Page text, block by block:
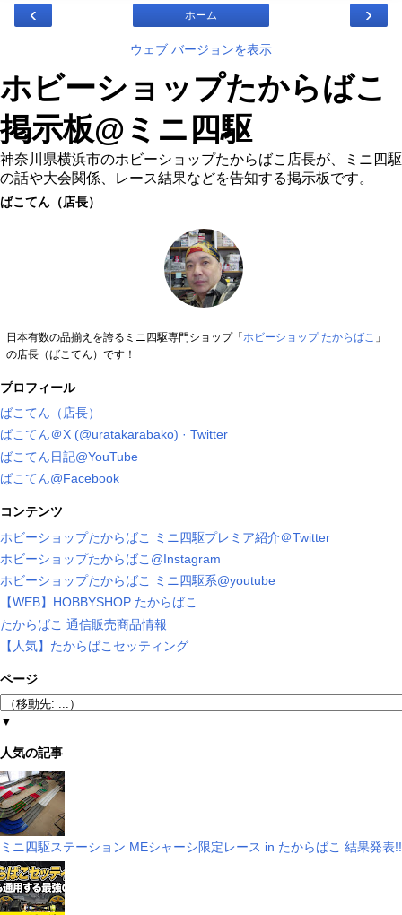
‹ ›
ホーム
ウェブ バージョンを表示
ホビーショップたからばこ
掲示板@ミニ四駆
神奈川県横浜市のホビーショップたからばこ店長が、ミニ四駆
の話や大会関係、レース結果などを告知する掲示板です。
ばこてん（店長）
日本有数の品揃えを誇るミニ四駆専門ショップ「 ホビーショップ たからばこ 」
の店長（ばこてん）です！
プロフィール
ばこてん（店長）
ばこてん＠X (@uratakarabako) · Twitter
ばこてん日記@YouTube
ばこてん@Facebook
コンテンツ
ホビーショップたからばこ ミニ四駆プレミア紹介＠Twitter
ホビーショップたからばこ@Instagram
ホビーショップたからばこ ミニ四駆系@youtube
【WEB】HOBBYSHOP たからばこ
たからばこ 通信販売商品情報
【人気】たからばこセッティング
ページ
▼
人気の記事
ミニ四駆ステーション MEシャーシ限定レース in たからばこ 結果発表!!